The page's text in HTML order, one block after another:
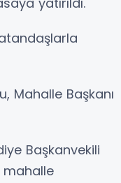
Mahalle Başkanı
Başkanvekili
mahalle